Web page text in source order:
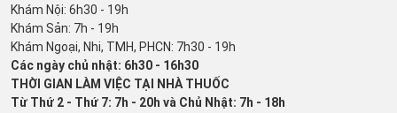
Khám Nội: 6h30 - 19h
Khám Sản: 7h - 19h
Khám Ngoại, Nhi, TMH, PHCN: 7h30 - 19h
Các ngày chủ nhật: 6h30 - 16h30
THỜI GIAN LÀM VIỆC TẠI NHÀ THUỐC
Từ Thứ 2 - Thứ 7: 7h - 20h và Chủ Nhật: 7h - 18h